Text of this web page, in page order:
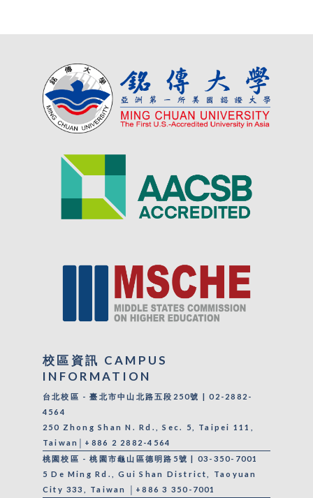
校區資訊 CAMPUS
INFORMATION
台北校區 - 臺北市中山北路五段250號 | 02-2882-
4564
250 Zhong Shan N. Rd., Sec. 5, Taipei 111,
Taiwan│+886 2 2882-4564
桃園校區 - 桃園市龜山區德明路5號 | 03-350-7001
5 De Ming Rd., Gui Shan District, Taoyuan
City 333, Taiwan │+886 3 350-7001